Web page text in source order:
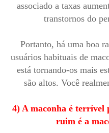
associado a taxas
transtornos do
Portanto, há uma boa
usuários habituais de
está tornando-os mais
são altos. Você
4) A maconha é terrível
ruim é a